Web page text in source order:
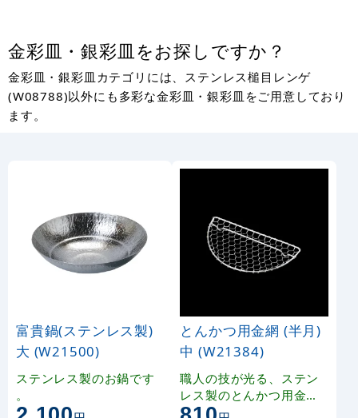
金彩皿・銀彩皿をお探しですか？
金彩皿・銀彩皿カテゴリには、ステンレス槌目レンゲ
(W08788)以外にも多彩な金彩皿・銀彩皿をご用意しており
ます。
富貴鍋(ステンレス製)
大 (W21500)
ステンレス製のお鍋です
。
とんかつ用金網 (半月)
中 (W21384)
職人の技が光る、ステン
レス製のとんかつ用金網
です。